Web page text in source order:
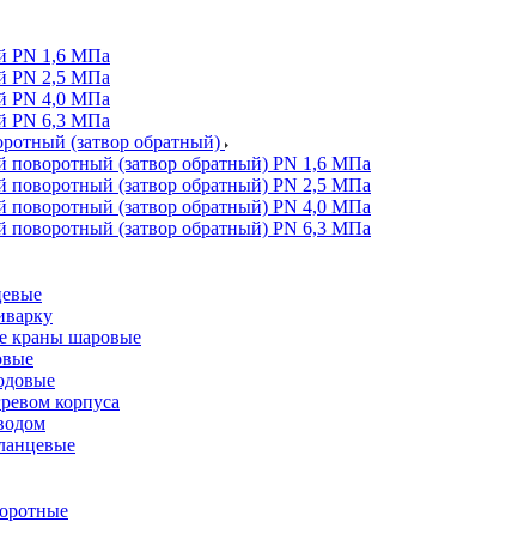
PN 1,6 МПа
PN 2,5 МПа
PN 4,0 МПа
PN 6,3 МПа
(затвор обратный)
поворотный (затвор обратный) PN 1,6 МПа
поворотный (затвор обратный) PN 2,5 МПа
поворотный (затвор обратный) PN 4,0 МПа
поворотный (затвор обратный) PN 6,3 МПа
краны шаровые
корпуса